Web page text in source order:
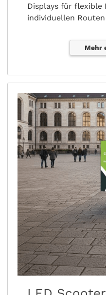
Displays für flexible
individuellen
Mehr